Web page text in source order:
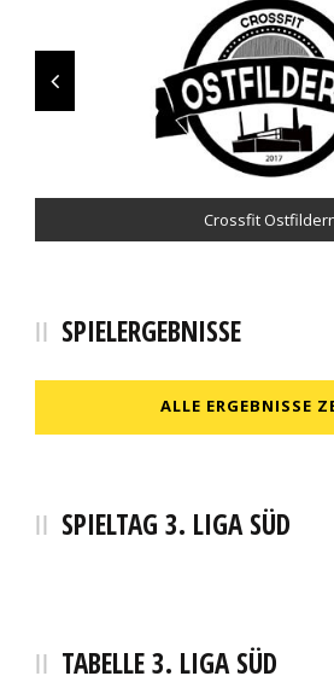
Crossfit
Café Pause
PfizenmaierSelgros
SPIELERGEBNISSE
ALLE ERGEBNISSE
SPIELTAG 3. LIGA SÜD
TABELLE 3. LIGA SÜD